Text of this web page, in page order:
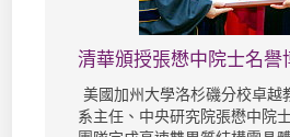
清華頒授張懋中院士名譽
美國加州大學洛杉磯分校卓越
系主任、中央研究院張懋中院